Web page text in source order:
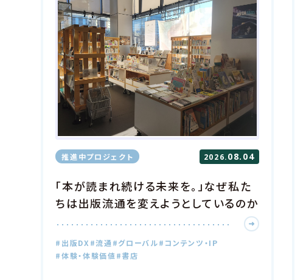
推進中プロジェクト 2026.08.04
「本が読まれ続ける未来を。」なぜ私た
ちは出版流通を変えようとしているのか
#出版DX #流通 #グローバル#コンテンツ・IP
#体験・体験価値#書店